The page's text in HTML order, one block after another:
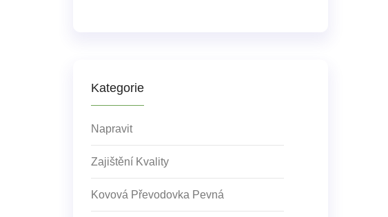
Kategorie
Napravit
Zajištění Kvality
Kovová Převodovka Pevná